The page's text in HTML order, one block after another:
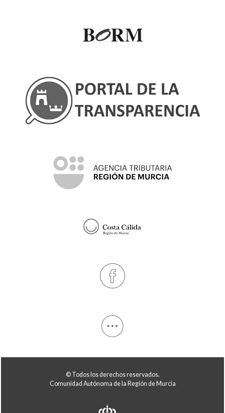
© Todos los derechos reservados.
Comunidad Autónoma de la Región de Murcia